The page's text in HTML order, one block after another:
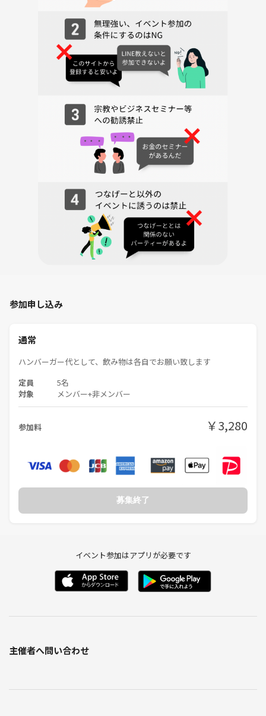
別の表示をお願いします
あと待ち合わせのときに名前がわかった方がいいので、名前が初期設定
の方は当日に呼んで欲しい呼び方を教えてください
友達感覚がいいし不慣れな部分や至らぬ点があると思いますので、参加
費の500円はいただきません
イベント直前にキャンセルが発生した場合は最少催行人数に関わらずイ
ベントを実施 致しますのでご了承ください
少人数のサークルなのでキャンセルは出来るだけ直前にならないように
他の参加者が不快に思うこと
諸事情により参加をお断りする場合がございますのでご了承ください
参加申し込み
通常
ハンバーガー代として、飲み物は各自でお願い致します
定員 5名
対象 メンバー+非メンバー
参加料 ￥3,280
募集終了
イベント参加はアプリが必要です
主催者へ問い合わせ